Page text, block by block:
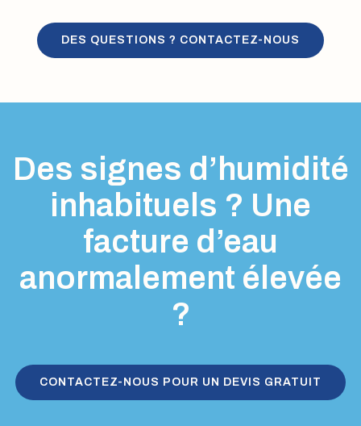
DES QUESTIONS ? CONTACTEZ-NOUS
Des signes d’humidité
inhabituels ? Une
facture d’eau
anormalement élevée
?
CONTACTEZ-NOUS POUR UN DEVIS GRATUIT